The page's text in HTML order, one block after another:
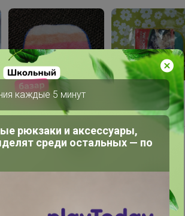
каждые 5 минут
рюкзаки и аксессуары,
среди остальных — по